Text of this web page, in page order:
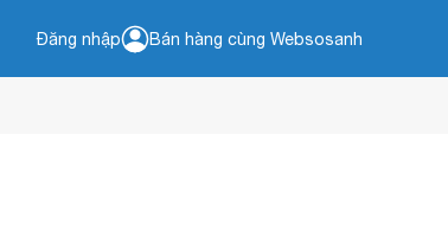
Đăng nhập Bán hàng cùng Websosanh